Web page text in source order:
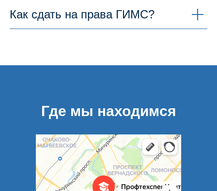
Как сдать на права ГИМС?
Где мы находимся